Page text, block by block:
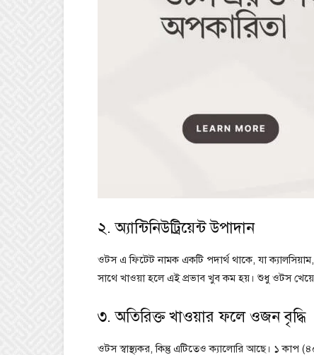
২. অ্যান্টিনিউট্রিয়েন্ট উপাদান
ওটস এ ফিটেট নামক একটি পদার্থ থাকে, যা
সাথে খাওয়া হলে এই প্রভাব খুব কম হয়। শুধু ওটস
৩. অতিরিক্ত খাওয়ার ফলে ওজন বৃদ্ধি
ওটস স্বাস্থ্যকর, কিন্তু এটিতেও ক্যালোরি আছে। ১